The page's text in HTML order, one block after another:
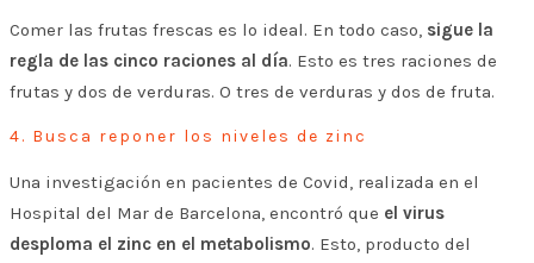
Comer las frutas frescas es lo ideal. En todo caso, sigue la
regla de las cinco raciones al día. Esto es tres raciones de
frutas y dos de verduras. O tres de verduras y dos de fruta.
4. Busca reponer los niveles de zinc
Una investigación en pacientes de Covid, realizada en el
Hospital del Mar de Barcelona, encontró que el virus
desploma el zinc en el metabolismo. Esto, producto del